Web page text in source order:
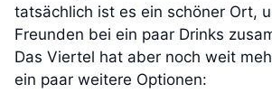
tatsächlich ist es ein schöner Ort,
Freunden bei ein paar Drinks
Das Viertel hat aber noch weit
ein paar weitere Optionen: